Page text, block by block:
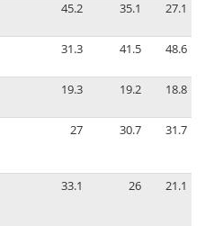
45.2 35.1 27.1
31.3 41.5 48.6
19.3 19.2 18.8
27 30.7 31.7
33.1 26 21.1